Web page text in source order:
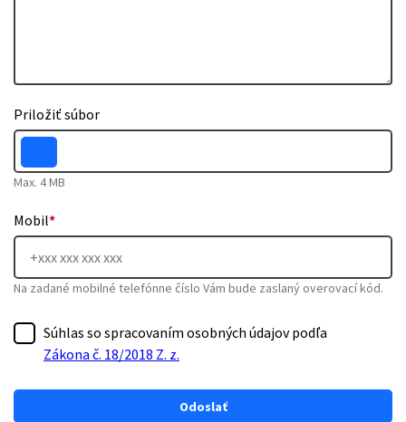
Priložiť súbor
Max. 4 MB
Mobil*
Na zadané mobilné telefónne číslo Vám bude zaslaný overovací kód.
Súhlas so spracovaním osobných údajov podľa
Zákona č. 18/2018 Z. z.